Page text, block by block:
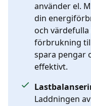
använder el.
din
och
förbrukning
spara pengar
effektivt.
Laddningen